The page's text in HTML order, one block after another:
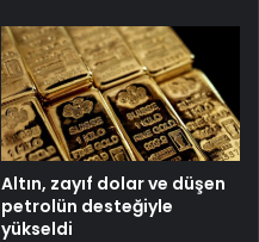
Altın, zayıf dolar ve düşen
petrolün desteğiyle
yükseldi